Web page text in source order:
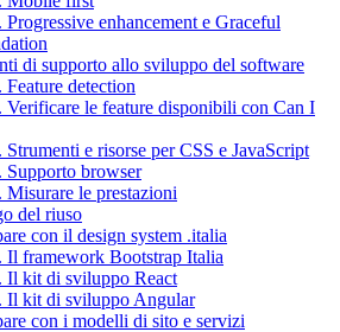
Progressive enhancement e Graceful
di supporto allo sviluppo del software
Feature detection
Verificare le feature disponibili con Can I
Strumenti e risorse per CSS e JavaScript
Supporto browser
Misurare le prestazioni
del riuso
con il design system .italia
Il framework Bootstrap Italia
Il kit di sviluppo React
Il kit di sviluppo Angular
con i modelli di sito e servizi